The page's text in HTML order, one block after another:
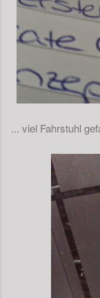
... viel Fahrstuhl